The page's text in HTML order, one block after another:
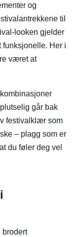
og
til
looken gjelder
funksjonelle. Her i
været at
går bak
festivalklær som
– plagg som er
du føler deg vel
brodert